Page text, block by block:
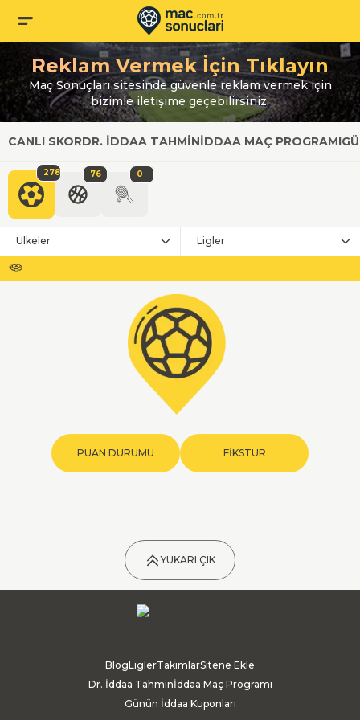
Reklam Vermek İçin Tıklayın
Maç Sonuçları sitesinde güvenle reklam vermek için
bizimle iletişime geçebilirsiniz.
CANLI SKORDR. İDDAA TAHMINİDDAA MAÇ PROGRAMI
278 76 0
Ülkeler Ligler
PUAN DURUMU FİKSTUR
YUKARI ÇIK
BlogLiglerTakımlarSitene Ekle
Dr. İddaa Tahminİddaa Maç Programı
Günün İddaa Kuponları